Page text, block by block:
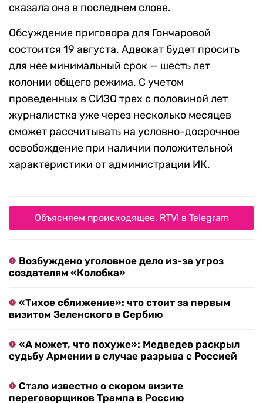
сказала она в последнем слове.
Обсуждение приговора для Гончаровой
состоится 19 августа. Адвокат будет просить
для нее минимальный срок — шесть лет
колонии общего режима. С учетом
проведенных в СИЗО трех с половиной лет
журналистка уже через несколько месяцев
сможет рассчитывать на условно-досрочное
освобождение при наличии положительной
характеристики от администрации ИК.
Объясняем происходящее. RTVI в Telegram
Возбуждено уголовное дело из-за угроз
создателям «Колобка»
«Тихое сближение»: что стоит за первым
визитом Зеленского в Сербию
«А может, что похуже»: Медведев раскрыл
судьбу Армении в случае разрыва с Россией
Стало известно о скором визите
переговорщиков Трампа в Россию